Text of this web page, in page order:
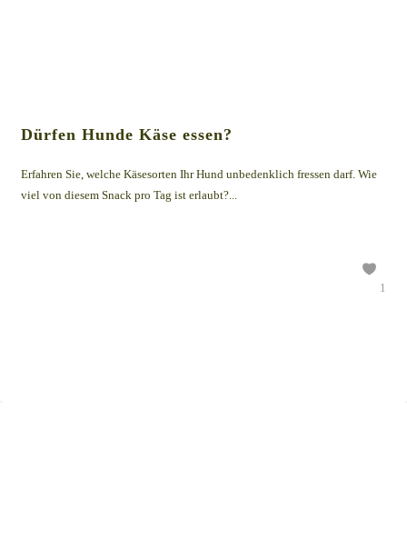
Dürfen Hunde Käse essen?
Erfahren Sie, welche Käsesorten Ihr Hund unbedenklich fressen darf. Wie
viel von diesem Snack pro Tag ist erlaubt?...
1